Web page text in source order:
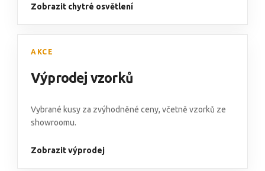
Zobrazit chytré osvětlení
AKCE
Výprodej vzorků
Vybrané kusy za zvýhodněné ceny, včetně vzorků ze
showroomu.
Zobrazit výprodej